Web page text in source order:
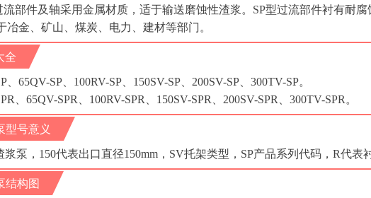
流部件及轴采用金属材质，适于输送磨蚀性渣浆。SP型过流部件衬有耐
冶金、矿山、煤炭、电力、建材等部门。
全
65QV-SP、100RV-SP、150SV-SP、200SV-SP、300TV-SP。
、65QV-SPR、100RV-SPR、150SV-SPR、200SV-SPR、300TV-SPR。
型号意义
浆泵，150代表出口直径150mm，SV托架类型，SP产品系列代码，R代表
结构图